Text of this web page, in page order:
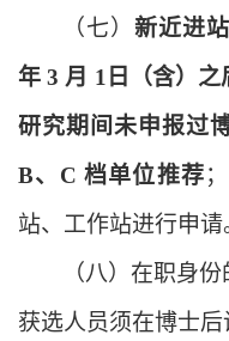
（七）新近进
年 3 月 1日（含）
研究期间未申报过
B、C 档单位推荐
站、工作站进行申请
（八）在职身份
获选人员须在博士